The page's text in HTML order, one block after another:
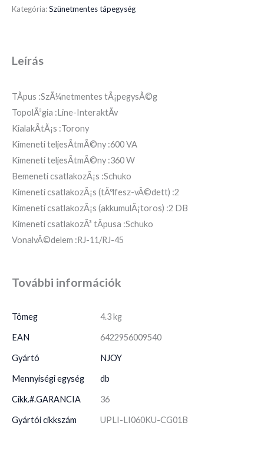
Kategória:Szünetmentes tápegység
Leírás
TÃ­pus :SzÃ¼netmentes tÃ¡pegysÃ©g
TopolÃ³gia :Line-InteraktÃ­v
KialakÃ­tÃ¡s :Torony
Kimeneti teljesÃ­tmÃ©ny :600 VA
Kimeneti teljesÃ­tmÃ©ny :360 W
Bemeneti csatlakozÃ¡s :Schuko
Kimeneti csatlakozÃ¡s (tÃºlfesz-vÃ©dett) :2
Kimeneti csatlakozÃ¡s (akkumulÃ¡toros) :2 DB
Kimeneti csatlakozÃ³ tÃ­pusa :Schuko
VonalvÃ©delem :RJ-11/RJ-45
További információk
Tömeg 4.3 kg
EAN 6422956009540
Gyártó NJOY
Mennyiségi egység db
Cikk.#.GARANCIA 36
Gyártói cikkszám UPLI-LI060KU-CG01B